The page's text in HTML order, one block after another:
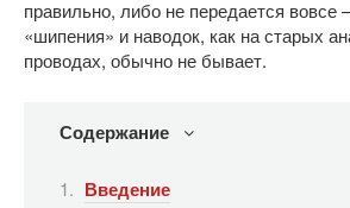
правильно, либо не передается вовсе
«шипения» и наводок, как на старых
проводах, обычно не бывает.
Содержание
Введение